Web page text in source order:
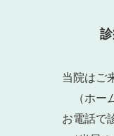
当院はご
（ホー
お電話で